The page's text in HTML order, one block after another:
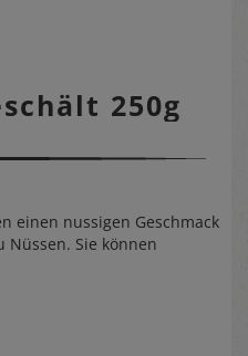
250g
einen nussigen Geschmack
Sie können